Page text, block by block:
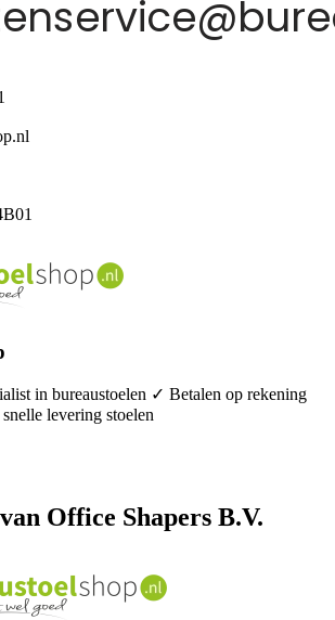
in bureaustoelen ✓ Betalen op rekening
levering stoelen
Office Shapers B.V.